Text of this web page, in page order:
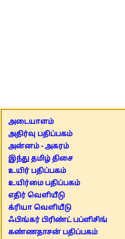
அடையாளம்
அதிர்வு பதிப்பகம்
அன்னம் - அகரம்
இந்து தமிழ் திசை
உயிர் பதிப்பகம்
உயிர்மை பதிப்பகம்
எதிர் வெளியீடு
க்ரியா வெளியீடு
ஃபிங்கர் பிரிண்ட் பப்ளிசிங்
கண்ணதாசன் பதிப்பகம்